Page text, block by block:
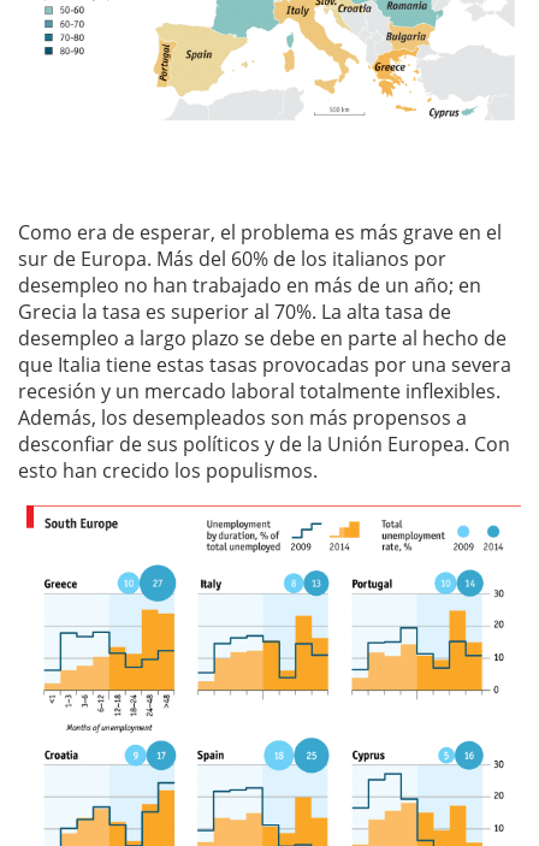
Como era de esperar, el problema es más grave en el
sur de Europa. Más del 60% de los italianos por
desempleo no han trabajado en más de un año; en
Grecia la tasa es superior al 70%. La alta tasa de
desempleo a largo plazo se debe en parte al hecho de
que Italia tiene estas tasas provocadas por una severa
recesión y un mercado laboral totalmente inflexibles.
Además, los desempleados son más propensos a
desconfiar de sus políticos y de la Unión Europea. Con
esto han crecido los populismos.